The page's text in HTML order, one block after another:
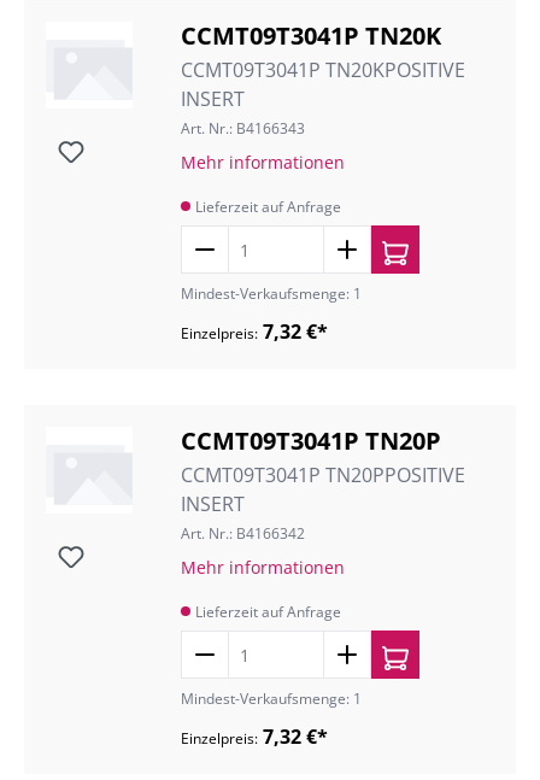
CCMT09T3041P TN20K
CCMT09T3041P TN20KPOSITIVE
INSERT
Art. Nr.: B4166343
Mehr informationen
Lieferzeit auf Anfrage
Mindest-Verkaufsmenge: 1
Einzelpreis: 7,32 €*
CCMT09T3041P TN20P
CCMT09T3041P TN20PPOSITIVE
INSERT
Art. Nr.: B4166342
Mehr informationen
Lieferzeit auf Anfrage
Mindest-Verkaufsmenge: 1
Einzelpreis: 7,32 €*